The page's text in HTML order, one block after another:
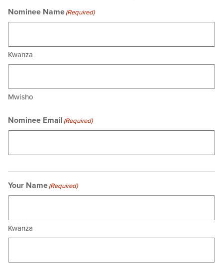
Nominee Name(Required)
Kwanza
Mwisho
Nominee Email (Required)
Your Name(Required)
Kwanza